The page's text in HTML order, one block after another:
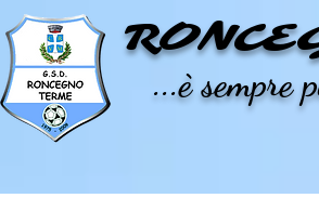
...è sempre